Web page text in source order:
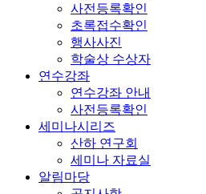
사전등록확인
초록접수확인
행사사진
학술상 수상자
연수강좌
연수강좌 안내
사전등록확인
세미나시리즈
산하 연구회
세미나 자료실
알림마당